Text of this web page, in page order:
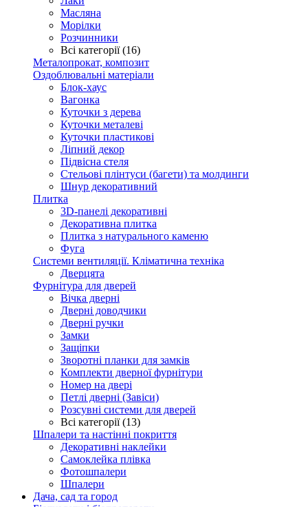
Масляна
Морілки
Розчинники
Всі категорії (16)
Металопрокат, композит
Оздоблювальні матеріали
Блок-хаус
Вагонка
Куточки з дерева
Куточки металеві
Куточки пластикові
Ліпний декор
Підвісна стеля
Стельові плінтуси (багети) та молдинги
Шнур декоративний
Плитка
3D-панелі декоративні
Декоративна плитка
Плитка з натурального каменю
Фуга
Системи вентиляції. Кліматична техніка
Дверцята
Фурнітура для дверей
Вічка дверні
Дверні доводчики
Дверні ручки
Замки
Защіпки
Зворотні планки для замків
Комплекти дверної фурнітури
Номер на двері
Петлі дверні (Завіси)
Розсувні системи для дверей
Всі категорії (13)
Шпалери та настінні покриття
Декоративні наклейки
Самоклейка плівка
Фотошпалери
Шпалери
Дача, сад та город